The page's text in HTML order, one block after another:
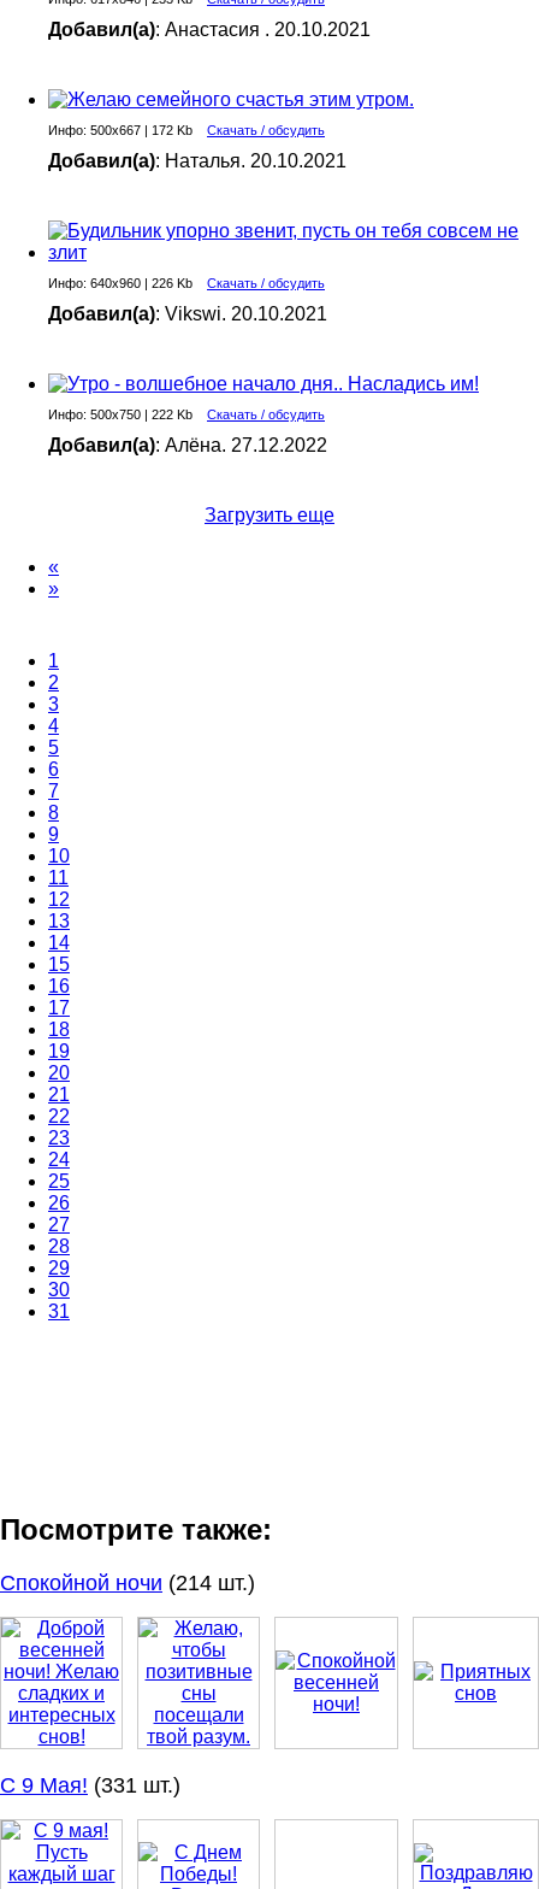
Добавил(а): Анастасия . 20.10.2021
Инфо: 500х667 | 172 Kb Скачать / обсудить
Добавил(а): Наталья. 20.10.2021
Инфо: 640х960 | 226 Kb Скачать / обсудить
Добавил(а): Vikswi. 20.10.2021
Инфо: 500х750 | 222 Kb Скачать / обсудить
Добавил(а): Алёна. 27.12.2022
Загрузить еще
«
»
1
2
3
4
5
6
7
8
9
10
11
12
13
14
15
16
17
18
19
20
21
22
23
24
25
26
27
28
29
30
31
Посмотрите также:
Спокойной ночи (214 шт.)
С 9 Мая! (331 шт.)